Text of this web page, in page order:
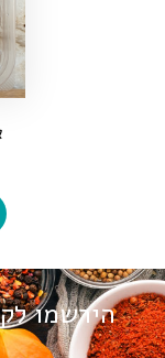
הירשמו